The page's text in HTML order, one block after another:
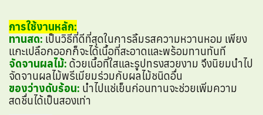
การใช้งานหลัก:
ทานสด: เป็นวิธีที่ดีที่สุดในการลิ้มรสความหวานหอม เพียง
แกะเปลือกออกก็จะได้เนื้อที่สะอาดและพร้อมทานทันที
จัดจานผลไม้: ด้วยเนื้อที่ใสและรูปทรงสวยงาม จึงนิยมนำไป
จัดจานผลไม้พรีเมียมร่วมกับผลไม้ชนิดอื่น
ของว่างดับร้อน: นำไปแช่เย็นก่อนทานจะช่วยเพิ่มความ
สดชื่นได้เป็นสองเท่า